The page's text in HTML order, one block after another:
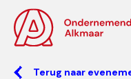
Terug naar